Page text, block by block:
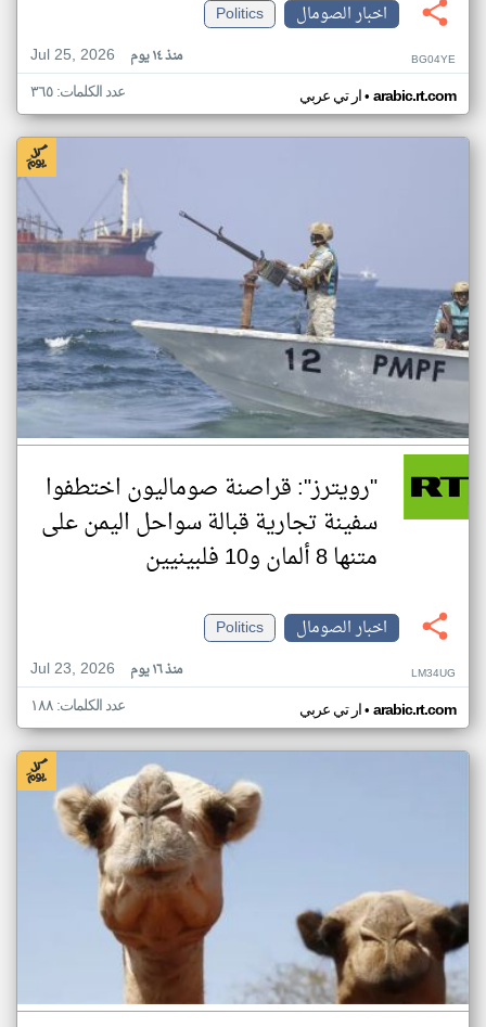
اخبار الصومال
Politics
Jul 25, 2026
منذ ١٤ يوم BG04YE
ار تي عربي• arabic.rt.com عدد الكلمات: ٣٦٥
"رويترز": قراصنة صوماليون اختطفوا
سفينة تجارية قبالة سواحل اليمن على
متنها 8 ألمان و10 فلبينيين
اخبار الصومال
Politics
Jul 23, 2026
منذ ١٦ يوم LM34UG
ار تي عربي• arabic.rt.com عدد الكلمات: ١٨٨